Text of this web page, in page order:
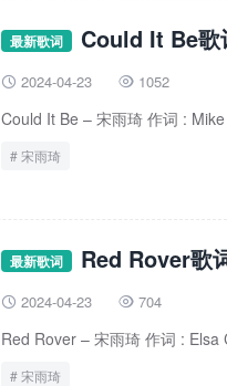
最新歌词 Could It Be歌
 2024-04-23  1052
Could It Be – 宋雨琦 作词 :
宋雨琦
最新歌词 Red Rover歌
 2024-04-23  704
Red Rover – 宋雨琦 作词 :
宋雨琦